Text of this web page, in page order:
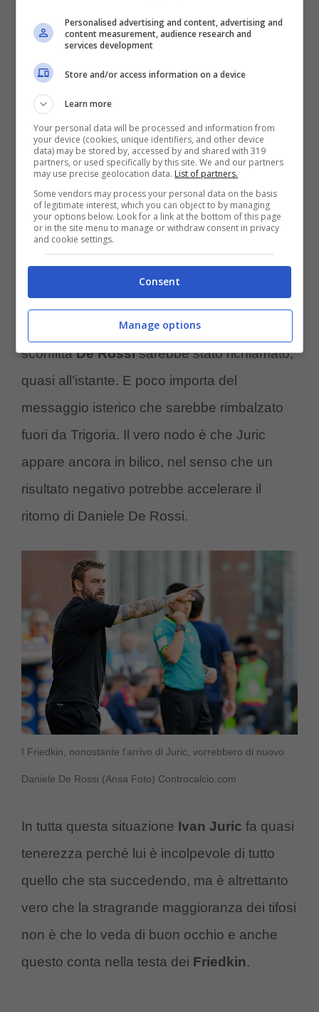
anzi c’era un rapporto diretto, franco e
positivo, tanto che i giocatori non hanno
così istantaneo. La verità è che Juric,
nonostante sia appena arrivato non ha
convinto pienamente e la proprietà se ne
sarebbe pentita. Solo che ora non è così
facile.
Anche per questo prima della sfida col
Monza di era pensato di arrivare a una
specie di ultimatum, tanto che con una
sconfittaDe Rossisarebbe stato richiamato,
quasi all’istante. E poco importa del
messaggio isterico che sarebbe rimbalzato
fuori da Trigoria. Il vero nodo è che Juric
appare ancora in bilico, nel senso che un
risultato negativo potrebbe accelerare il
ritorno di Daniele De Rossi.
I Friedkin, nonostante l’arrivo di Juric, vorrebbero di nuovo
Daniele De Rossi (Ansa Foto) Controcalcio.com
In tutta questa situazione Ivan Juric fa quasi
tenerezza perché lui è incolpevole di tutto
quello che sta succedendo, ma è altrettanto
vero che la stragrande maggioranza dei tifosi
non è che lo veda di buon occhio e anche
questo conta nella testa dei Friedkin.
Personalised advertising and content, advertising and
content measurement, audience research and
services development
Store and/or access information on a device
Learn more
Your personal data will be processed and information from
your device (cookies, unique identifiers, and other device
data) may be stored by, accessed by and shared with 319
partners, or used specifically by this site. We and our partners
may use precise geolocation data. List of partners.
Some vendors may process your personal data on the basis
of legitimate interest, which you can object to by managing
your options below. Look for a link at the bottom of this page
or in the site menu to manage or withdraw consent in privacy
and cookie settings.
Consent
Manage options